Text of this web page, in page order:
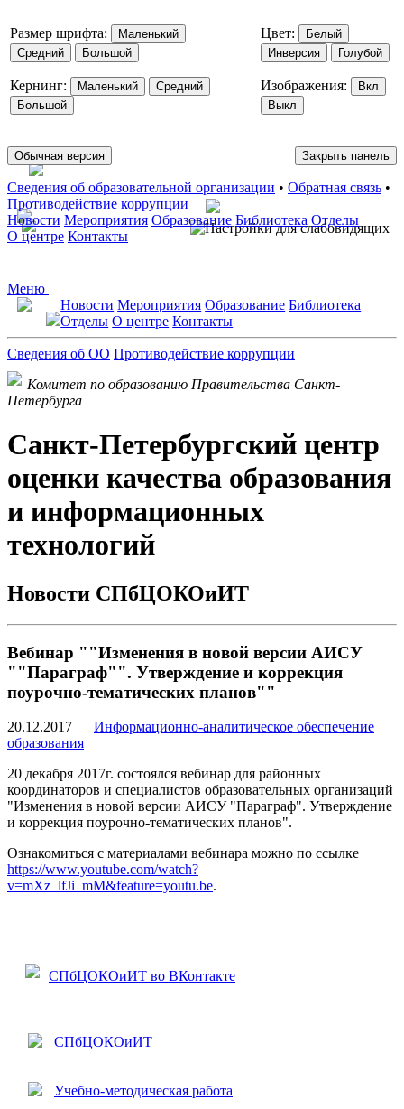
Размер шрифта:
Маленький
Средний
Большой
Кернинг: Маленький
Средний
Большой
Цвет:
Белый
Инверсия
Голубой
Изображения:
Вкл
Выкл
Обычная версия Закрыть панель
Сведения об образовательной организации • Обратная связь •
Противодействие коррупции
Новости Мероприятия Образование Библиотека Отделы
О центре Контакты
Меню
Новости Мероприятия Образование Библиотека
Отделы О центре Контакты
Сведения об ОО Противодействие коррупции
Комитет по образованию Правительства Санкт-
Петербурга
Санкт-Петербургский центр
оценки качества образования
и информационных
технологий
Новости СПбЦОКОиИТ
Вебинар ""Изменения в новой версии АИСУ
""Параграф"". Утверждение и коррекция
поурочно-тематических планов""
20.12.2017
Информационно-аналитическое обеспечение
образования
20 декабря 2017г. состоялся вебинар для районных
координаторов и специалистов образовательных организаций
"Изменения в новой версии АИСУ "Параграф". Утверждение
и коррекция поурочно-тематических планов".
Ознакомиться с материалами вебинара можно по ссылке
https://www.youtube.com/watch?
v=mXz_lfJi_mM&feature=youtu.be.
СПбЦОКОиИТ во ВКонтакте
СПбЦОКОиИТ
Учебно-методическая работа